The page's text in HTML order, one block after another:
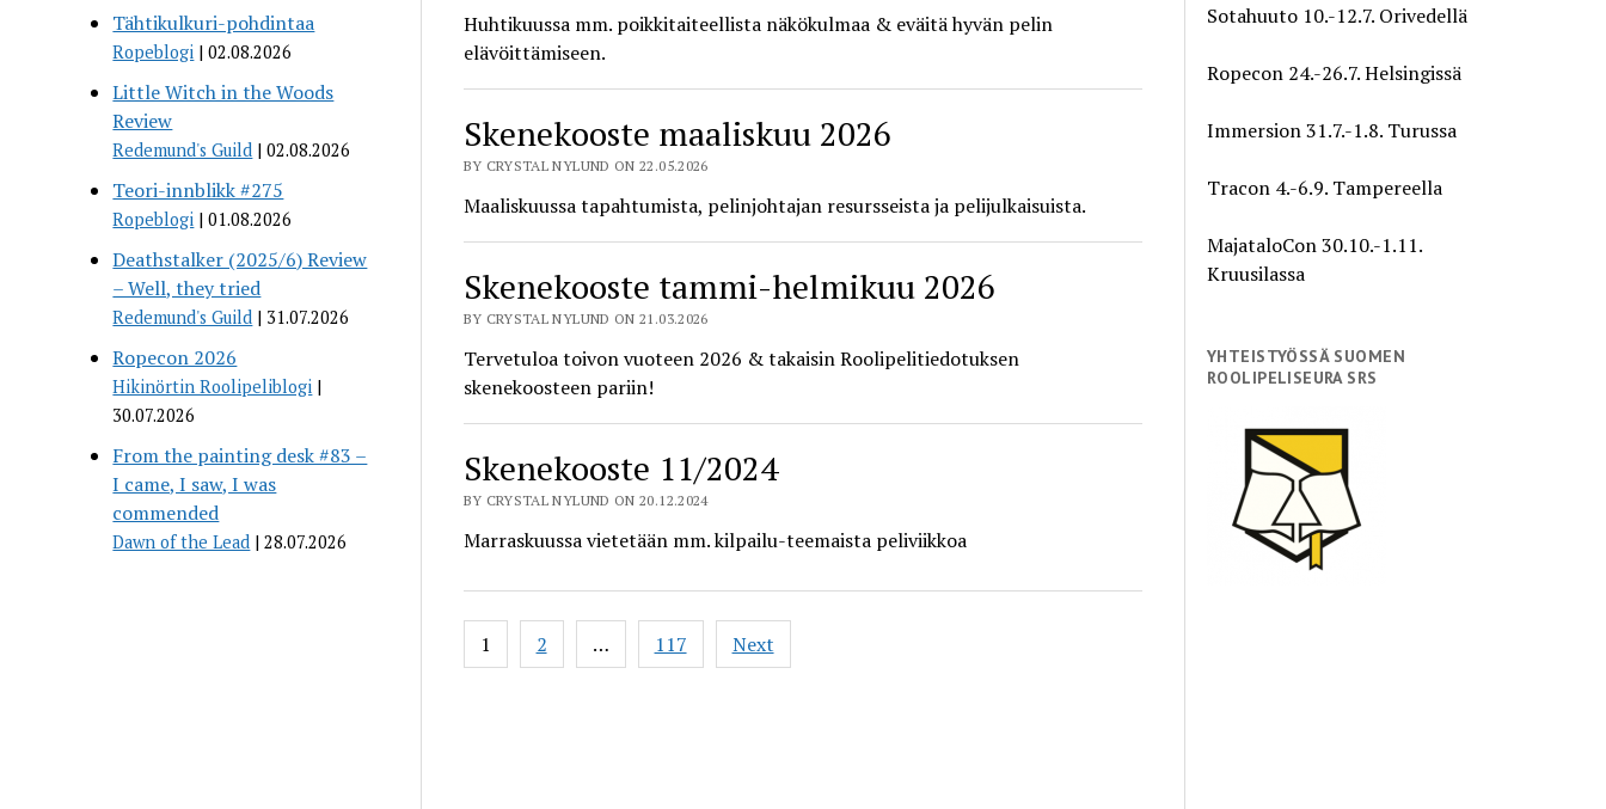
Tähtikulkuri-pohdintaa
Ropeblogi 02.08.2026
Little Witch in the Woods
Review
Redemund's Guild 02.08.2026
Teori-innblikk #275
Ropeblogi 01.08.2026
Deathstalker (2025/6) Review
– Well, they tried
Redemund's Guild 31.07.2026
Ropecon 2026
Hikinörtin Roolipeliblogi
30.07.2026
From the painting desk #83 –
I came, I saw, I was
commended
Dawn of the Lead 28.07.2026
Huhtikuussa mm. poikkitaiteellista näkökulmaa & eväitä hyvän pelin
elävöittämiseen.
Skenekooste maaliskuu 2026
BY CRYSTAL NYLUND ON 22.05.2026
Maaliskuussa tapahtumista, pelinjohtajan resursseista ja pelijulkaisuista.
Skenekooste tammi-helmikuu 2026
BY CRYSTAL NYLUND ON 21.03.2026
Tervetuloa toivon vuoteen 2026 & takaisin Roolipelitiedotuksen
skenekoosteen pariin!
Skenekooste 11/2024
BY CRYSTAL NYLUND ON 20.12.2024
Marraskuussa vietetään mm. kilpailu-teemaista peliviikkoa
Posts
pagination
1 2 … 117 Next
Sotahuuto 10.-12.7. Orivedellä
Ropecon 24.-26.7. Helsingissä
Immersion 31.7.-1.8. Turussa
Tracon 4.-6.9. Tampereella
MajataloCon 30.10.-1.11.
Kruusilassa
YHTEISTYÖSSÄ SUOMEN
ROOLIPELISEURA SRS